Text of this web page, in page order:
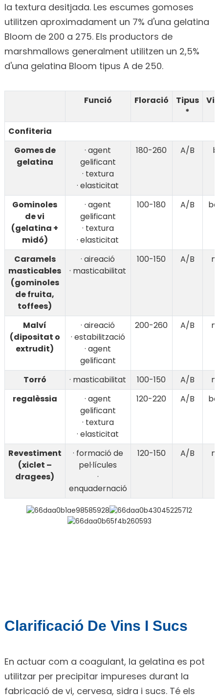
la textura desitjada. Les escumes gomoses
utilitzen aproximadament un 7% d'una gelatina
Bloom de 200 a 275. Els productors de
marshmallows generalment utilitzen un 2,5%
d'una gelatina Bloom tipus A de 250.
Funció Floració
Tipus
*
Confiteria
Gomes de
gelatina
· agent
gelificant
· textura
· elasticitat
180-260 A/B
Gominoles
de vi
(gelatina +
midó)
· agent
gelificant
· textura
· elasticitat
100-180 A/B
Caramels
masticables
(gominoles
de fruita,
toffees)
· aireació
· masticabilitat
100-150 A/B
Malví
(dipositat o
extrudit)
· aireació
· estabilització
· agent
gelificant
200-260 A/B
Torró · masticabilitat 100-150 A/B
regalèssia
· agent
gelificant
· textura
· elasticitat
120-220 A/B
Revestiment
(xiclet –
dragees)
· formació de
pel·lícules
·
enquadernació
120-150 A/B
Clarificació De Vins I Sucs
En actuar com a coagulant, la gelatina es pot
utilitzar per precipitar impureses durant la
fabricació de vi, cervesa, sidra i sucs. Té els